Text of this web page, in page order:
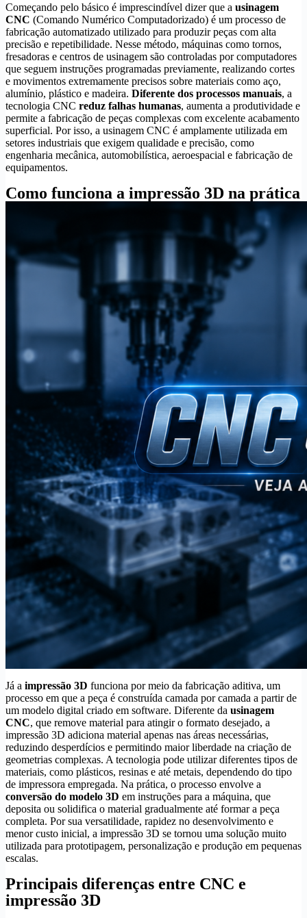
Começando pelo básico é imprescindível dizer que a usinagem
CNC (Comando Numérico Computadorizado) é um processo de
fabricação automatizado utilizado para produzir peças com alta
precisão e repetibilidade. Nesse método, máquinas como tornos,
fresadoras e centros de usinagem são controladas por computadores
que seguem instruções programadas previamente, realizando cortes
e movimentos extremamente precisos sobre materiais como aço,
alumínio, plástico e madeira. Diferente dos processos manuais, a
tecnologia CNC reduz falhas humanas, aumenta a produtividade e
permite a fabricação de peças complexas com excelente acabamento
superficial. Por isso, a usinagem CNC é amplamente utilizada em
setores industriais que exigem qualidade e precisão, como
engenharia mecânica, automobilística, aeroespacial e fabricação de
equipamentos.
Como funciona a impressão 3D na prática
Já a impressão 3D funciona por meio da fabricação aditiva, um
processo em que a peça é construída camada por camada a partir de
um modelo digital criado em software. Diferente da usinagem
CNC, que remove material para atingir o formato desejado, a
impressão 3D adiciona material apenas nas áreas necessárias,
reduzindo desperdícios e permitindo maior liberdade na criação de
geometrias complexas. A tecnologia pode utilizar diferentes tipos de
materiais, como plásticos, resinas e até metais, dependendo do tipo
de impressora empregada. Na prática, o processo envolve a
conversão do modelo 3D em instruções para a máquina, que
deposita ou solidifica o material gradualmente até formar a peça
completa. Por sua versatilidade, rapidez no desenvolvimento e
menor custo inicial, a impressão 3D se tornou uma solução muito
utilizada para prototipagem, personalização e produção em pequenas
escalas.
Principais diferenças entre CNC e
impressão 3D